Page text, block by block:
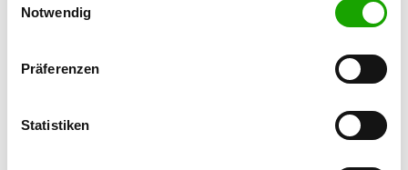
Cookies, wenn Sie unsere Webseite weiterhin nutzen.
Notwendig
Präferenzen
Statistiken
Teléfono:
SV-DOxS:
Derzeit keine Welpen